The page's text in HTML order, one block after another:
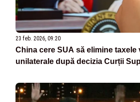
23 feb. 2026, 09:20
China cere SUA să elimine taxele
unilaterale după decizia Curții